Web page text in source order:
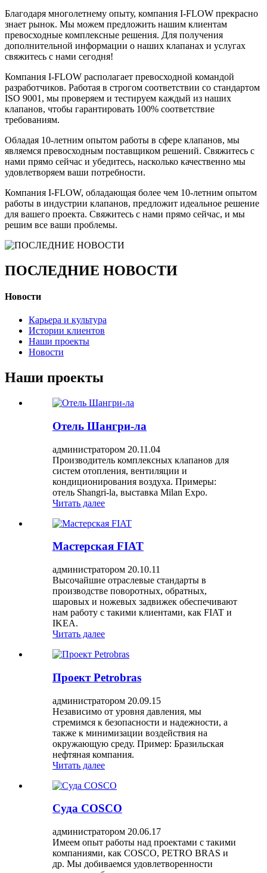
Благодаря многолетнему опыту, компания I-FLOW прекрасно
знает рынок. Мы можем предложить нашим клиентам
превосходные комплексные решения. Для получения
дополнительной информации о наших клапанах и услугах
свяжитесь с нами сегодня!
Компания I-FLOW располагает превосходной командой
разработчиков. Работая в строгом соответствии со стандартом
ISO 9001, мы проверяем и тестируем каждый из наших
клапанов, чтобы гарантировать 100% соответствие
требованиям.
Обладая 10-летним опытом работы в сфере клапанов, мы
являемся превосходным поставщиком решений. Свяжитесь с
нами прямо сейчас и убедитесь, насколько качественно мы
удовлетворяем ваши потребности.
Компания I-FLOW, обладающая более чем 10-летним опытом
работы в индустрии клапанов, предложит идеальное решение
для вашего проекта. Свяжитесь с нами прямо сейчас, и мы
решим все ваши проблемы.
ПОСЛЕДНИЕ НОВОСТИ
Новости
Карьера и культура
Истории клиентов
Наши проекты
Новости
Наши проекты
Отель Шангри-ла
администратором 20.11.04
Производитель комплексных клапанов для
систем отопления, вентиляции и
кондиционирования воздуха. Примеры:
отель Shangri-la, выставка Milan Expo.
Читать далее
Мастерская FIAT
администратором 20.10.11
Высочайшие отраслевые стандарты в
производстве поворотных, обратных,
шаровых и ножевых задвижек обеспечивают
нам работу с такими клиентами, как FIAT и
IKEA.
Читать далее
Проект Petrobras
администратором 20.09.15
Независимо от уровня давления, мы
стремимся к безопасности и надежности, а
также к минимизации воздействия на
окружающую среду. Пример: Бразильская
нефтяная компания.
Читать далее
Суда COSCO
администратором 20.06.17
Имеем опыт работы над проектами с такими
компаниями, как COSCO, PETRO BRAS и
др. Мы добиваемся удовлетворенности